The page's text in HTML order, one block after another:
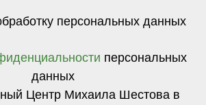
персональных данных
персональных
данных
Центр Михаила Шестова в